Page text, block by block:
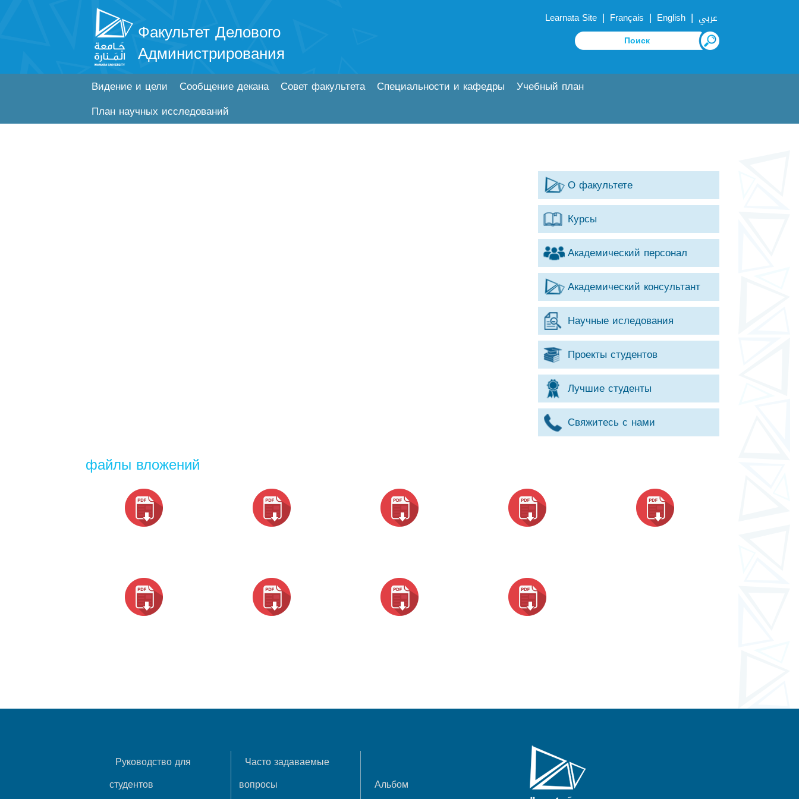
Факультет Делового
Администрирования
Learnata Site | Français | English | عربي
Видение и цели Сообщение декана Совет факультета Специальности и кафедры
Учебный план
План научных исследований
О факультете
Курсы
Академический персонал
Академический консультант
Научные иследования
Проекты студентов
Лучшие студенты
Свяжитесь с нами
файлы вложений
Руководство для
студентов
Часто задаваемые
вопросы
Альбом